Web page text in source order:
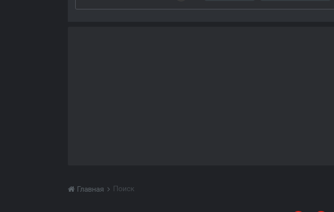
Главная Поиск